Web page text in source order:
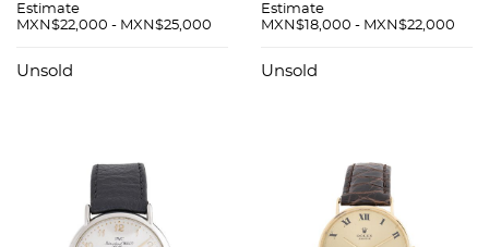
WAZ1010
Estimate
MXN$22,000 - MXN$25,000
Unsold
CHRONOGRAPH EN
automÃƒÂ¡tico.
Estimate
MXN$18,000 - MXN$22,000
Unsold